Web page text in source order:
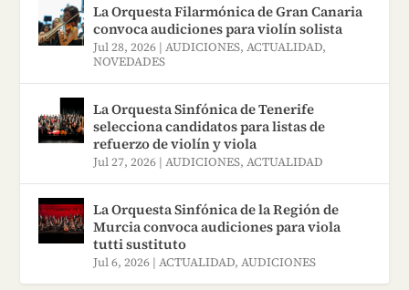
supervisando
regularmente el trabajo de
los fabricantes de
La Orquesta Filarmónica de Gran Canaria
convoca audiciones para violín solista
Jul 28, 2026 |AUDICIONES,ACTUALIDAD,
NOVEDADES
La Orquesta Sinfónica de Tenerife
selecciona candidatos para listas de
refuerzo de violín y viola
Jul 27, 2026 |AUDICIONES,ACTUALIDAD
La Orquesta Sinfónica de la Región de
Murcia convoca audiciones para viola
tutti sustituto
Jul 6, 2026 |ACTUALIDAD,AUDICIONES